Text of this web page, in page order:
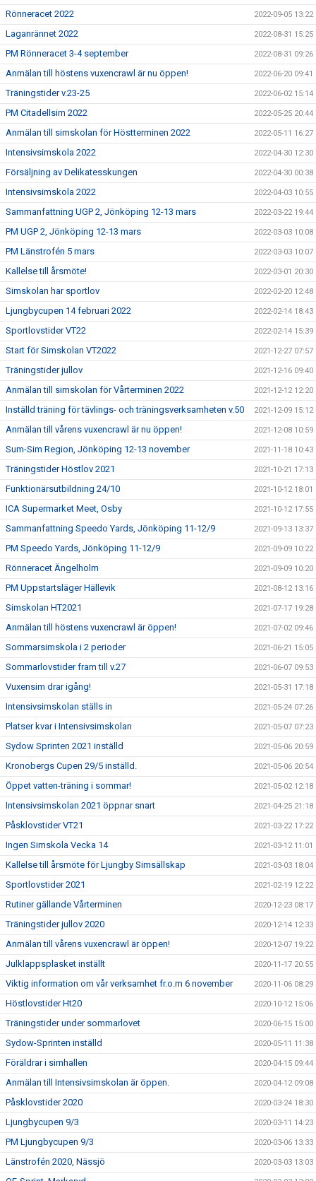
Rönneracet 2022 2022-09-05 13:22
Laganrännet 2022 2022-08-31 15:25
PM Rönneracet 3-4 september 2022-08-31 09:26
Anmälan till höstens vuxencrawl är nu öppen! 2022-06-20 09:41
Träningstider v.23-25 2022-06-02 15:14
PM Citadellsim 2022 2022-05-25 20:44
Anmälan till simskolan för Höstterminen 2022 2022-05-11 16:27
Intensivsimskola 2022 2022-04-30 12:30
Försäljning av Delikatesskungen 2022-04-30 00:38
Intensivsimskola 2022 2022-04-03 10:55
Sammanfattning UGP 2, Jönköping 12-13 mars 2022-03-22 19:44
PM UGP 2, Jönköping 12-13 mars 2022-03-03 10:08
PM Länstrofén 5 mars 2022-03-03 10:07
Kallelse till årsmöte! 2022-03-01 20:30
Simskolan har sportlov 2022-02-20 12:48
Ljungbycupen 14 februari 2022 2022-02-14 18:43
Sportlovstider VT22 2022-02-14 15:39
Start för Simskolan VT2022 2021-12-27 07:57
Träningstider jullov 2021-12-16 09:40
Anmälan till simskolan för Vårterminen 2022 2021-12-12 12:20
Inställd träning för tävlings- och träningsverksamheten v.50 2021-12-09 15:12
Anmälan till vårens vuxencrawl är nu öppen! 2021-12-08 10:59
Sum-Sim Region, Jönköping 12-13 november 2021-11-18 10:43
Träningstider Höstlov 2021 2021-10-21 17:13
Funktionärsutbildning 24/10 2021-10-12 18:01
ICA Supermarket Meet, Osby 2021-10-12 17:55
Sammanfattning Speedo Yards, Jönköping 11-12/9 2021-09-13 13:37
PM Speedo Yards, Jönköping 11-12/9 2021-09-09 10:22
Rönneracet Ängelholm 2021-09-09 10:20
PM Uppstartsläger Hällevik 2021-08-12 13:16
Simskolan HT2021 2021-07-17 19:28
Anmälan till höstens vuxencrawl är öppen! 2021-07-02 09:46
Sommarsimskola i 2 perioder 2021-06-21 15:05
Sommarlovstider fram till v.27 2021-06-07 09:53
Vuxensim drar igång! 2021-05-31 17:18
Intensivsimskolan ställs in 2021-05-24 07:26
Platser kvar i Intensivsimskolan 2021-05-07 07:23
Sydow Sprinten 2021 inställd 2021-05-06 20:59
Kronobergs Cupen 29/5 inställd. 2021-05-06 20:54
Öppet vatten-träning i sommar! 2021-05-02 12:18
Intensivsimskolan 2021 öppnar snart 2021-04-25 21:18
Påsklovstider VT21 2021-03-22 17:22
Ingen Simskola Vecka 14 2021-03-12 11:01
Kallelse till årsmöte för Ljungby Simsällskap 2021-03-03 18:04
Sportlovstider 2021 2021-02-19 12:22
Rutiner gällande Vårterminen 2020-12-23 08:17
Träningstider jullov 2020 2020-12-14 12:33
Anmälan till vårens vuxencrawl är öppen! 2020-12-07 19:22
Julklappsplasket inställt 2020-11-17 20:55
Viktig information om vår verksamhet fr.o.m 6 november 2020-11-06 08:29
Höstlovstider Ht20 2020-10-12 15:06
Träningstider under sommarlovet 2020-06-15 15:00
Sydow-Sprinten inställd 2020-05-11 11:38
Föräldrar i simhallen 2020-04-15 09:44
Anmälan till Intensivsimskolan är öppen. 2020-04-12 09:08
Påsklovstider 2020 2020-03-24 18:30
Ljungbycupen 9/3 2020-03-11 14:23
PM Ljungbycupen 9/3 2020-03-06 13:33
Länstrofén 2020, Nässjö 2020-03-03 13:03